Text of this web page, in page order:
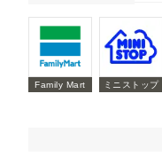
Family Mart ミニストップ